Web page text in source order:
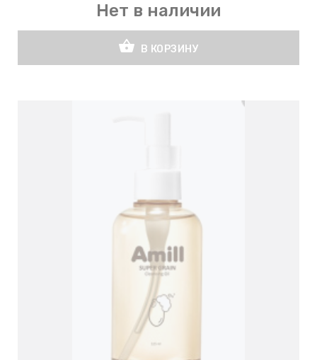
Нет в наличии
shopping_basket В КОРЗИНУ